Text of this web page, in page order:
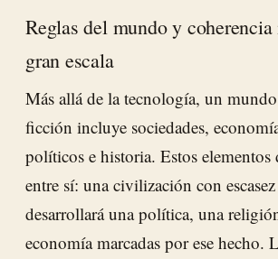
Reglas del mundo y
gran escala
Más allá de la tecnología, un
ficción incluye sociedades,
políticos e historia. Estos elementos
entre sí: una civilización con
desarrollará una política, una
economía marcadas por ese hecho.